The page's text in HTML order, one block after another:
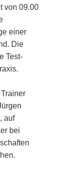
von 09.00
einer
Die
Test-
auf
bei